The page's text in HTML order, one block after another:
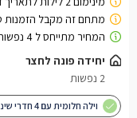
יחידה פונה לחצר
2 נפשות
וילה חלומית עם 4 חדרי שינה